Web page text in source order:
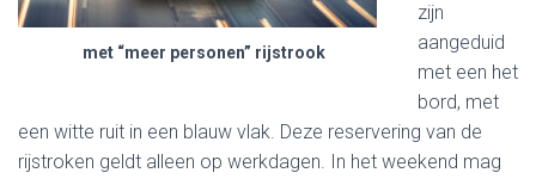
met “meer personen” rijstrook
zijn
aangeduid
met een het
bord, met
een witte ruit in een blauw vlak. Deze reservering van de
rijstroken geldt alleen op werkdagen. In het weekend mag